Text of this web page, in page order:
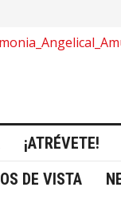
¡ATRÉVETE!
DE VISTA